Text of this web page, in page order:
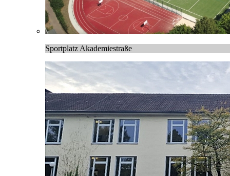
Sportplatz Akademiestraße